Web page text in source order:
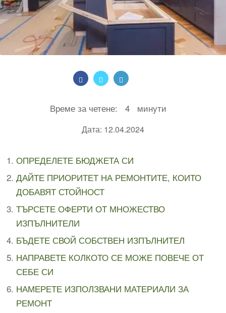
Време за четене: 4 минути
Дата: 12.04.2024
ОПРЕДЕЛЕТЕ БЮДЖЕТА СИ
ДАЙТЕ ПРИОРИТЕТ НА РЕМОНТИТЕ, КОИТО
ДОБАВЯТ СТОЙНОСТ
ТЪРСЕТЕ ОФЕРТИ ОТ МНОЖЕСТВО
ИЗПЪЛНИТЕЛИ
БЪДЕТЕ СВОЙ СОБСТВЕН ИЗПЪЛНИТЕЛ
НАПРАВЕТЕ КОЛКОТО СЕ МОЖЕ ПОВЕЧЕ ОТ
СЕБЕ СИ
НАМЕРЕТЕ ИЗПОЛЗВАНИ МАТЕРИАЛИ ЗА
РЕМОНТ